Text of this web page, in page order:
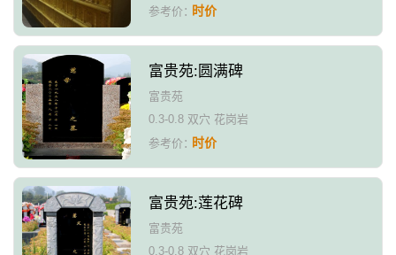
参考价：时价
富贵苑:圆满碑
富贵苑
0.3-0.8 双穴 花岗岩
参考价：时价
富贵苑:莲花碑
富贵苑
0.3-0.8 双穴 花岗岩